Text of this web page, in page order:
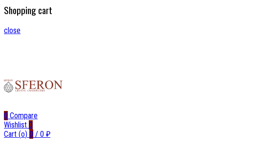
Shopping cart
close
0 Compare
Wishlist 0
Cart (o) 0 / 0 ₽